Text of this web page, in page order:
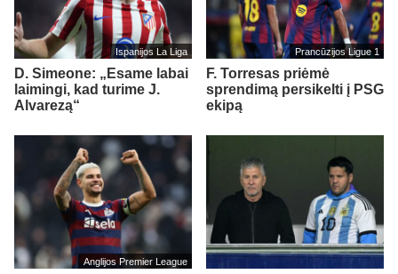
Ispanijos La Liga
D. Simeone: „Esame labai
laimingi, kad turime J.
Alvarezą“
Prancūzijos Ligue 1
F. Torresas priėmė
sprendimą persikelti į PSG
ekipą
Anglijos Premier League